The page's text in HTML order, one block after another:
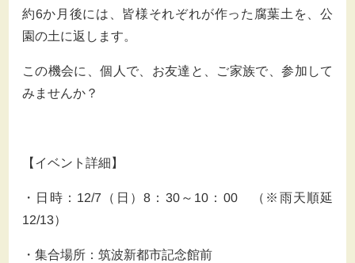
約6か月後には、皆様それぞれが作った腐葉土を、公
園の土に返します。
この機会に、個人で、お友達と、ご家族で、参加して
みませんか？
【イベント詳細】
・日時： 12/7 （日） 8： 30～ 10： 00（※雨天順延
12/13）
・集合場所：筑波新都市記念館前